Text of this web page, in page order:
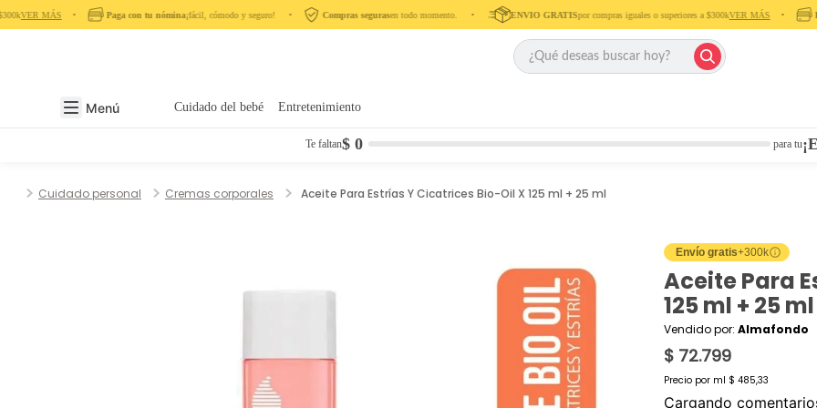
VER MÁS‎ ‎ ‎ ‎ •‎ ‎ ‎ ‎ Paga con tu nómina¡fácil, cómodo y seguro! ‎ ‎ ‎ ‎ •‎ ‎ ‎ ‎ Compras segurasen todo momento. ‎ ‎ ‎ ‎ •‎ ‎ ‎ ‎ ‎ ENVIO GRATISpor compras iguales o superiores a $300kVER MÁS‎ ‎ ‎ ‎ •‎ ‎ ‎ ‎
Menú Cuidado del bebé Entretenimiento
para tu
Te faltan$ 0
Cuidado personal Cremas corporales Aceite Para Estrías Y Cicatrices Bio-Oil X 125 ml + 25 ml
Envío gratis+300k
Aceite Para
125 ml + 25 ml
Vendido por: Almafondo
$ 72.799
Precio por ml $ 485,33
Cargando